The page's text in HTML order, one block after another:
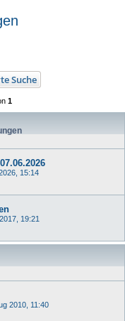
Suche
1
15:14
19:21
2010, 11:40